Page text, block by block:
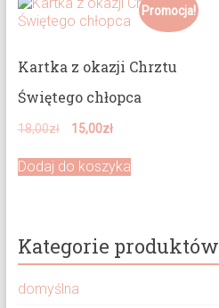
Promocja!
Kartka z okazji Chrztu
Świętego chłopca
18,00zł
Pierwotna
wynosiła:
15,00złAktualna
wynosi:
Dodaj do koszyka
Kategorie produktów
domyślna